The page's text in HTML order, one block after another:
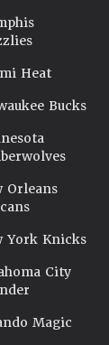
Heat
Bucks
Orleans
York Knicks
City
Magic